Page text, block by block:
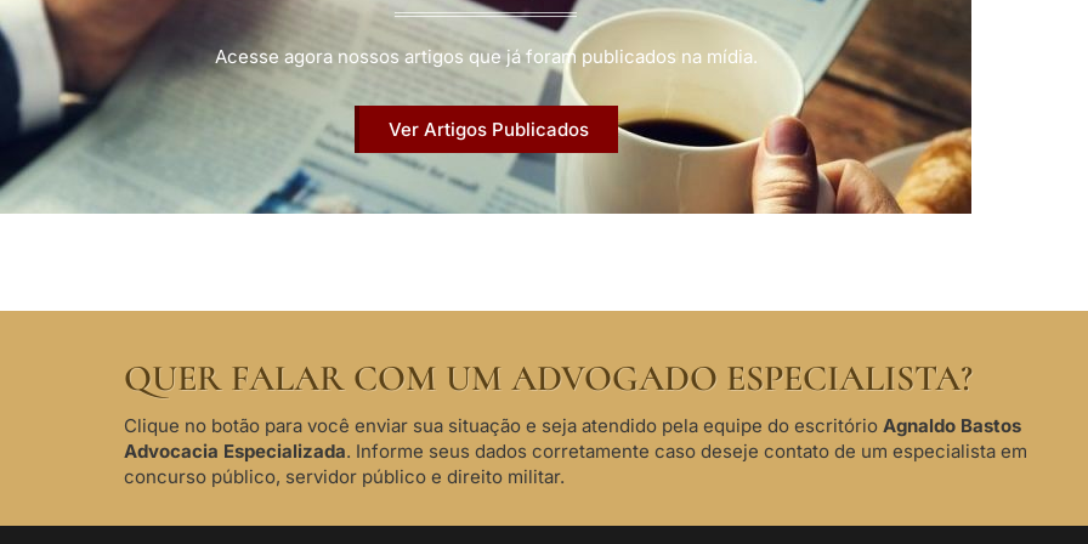
Acesse agora nossos artigos que já foram publicados na mídia.
Ver Artigos Publicados
QUER FALAR COM UM ADVOGADO ESPECIALISTA?
Clique no botão para você enviar sua situação e seja atendido pela equipe do escritório Agnaldo Bastos
Advocacia Especializada. Informe seus dados corretamente caso deseje contato de um especialista em
concurso público, servidor público e direito militar.